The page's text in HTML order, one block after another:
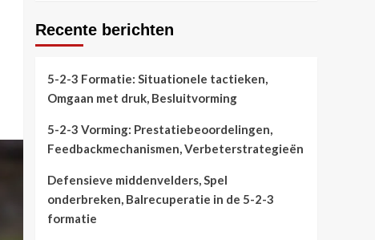
Recente berichten
5-2-3 Formatie: Situationele tactieken,
Omgaan met druk, Besluitvorming
5-2-3 Vorming: Prestatiebeoordelingen,
Feedbackmechanismen, Verbeterstrategieën
Defensieve middenvelders, Spel
onderbreken, Balrecuperatie in de 5-2-3
formatie